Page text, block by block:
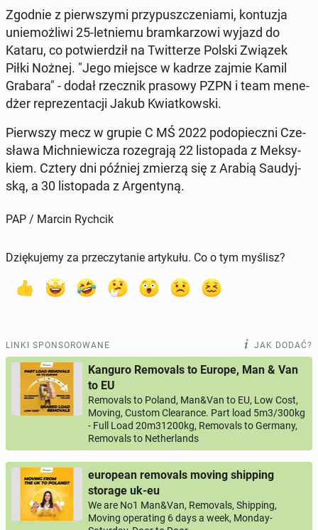
Zgodnie z pierw­szy­mi przy­pusz­cze­nia­mi, kon­tu­zja
unie­moż­li­wi 25-let­nie­mu bram­ka­rzo­wi wyjazd do
Kataru, co po­twier­dził na Twit­te­rze Polski Związek
Piłki Nożnej. "Jego miejsce w kadrze zajmie Kamil
Grabara" - dodał rzecz­nik prasowy PZPN i team me­ne­
dżer re­pre­zen­ta­cji Jakub Kwiat­kow­ski.
Pierw­szy mecz w grupie C MŚ 2022 pod­opiecz­ni Cze­
sła­wa Mich­nie­wi­cza ro­ze­gra­ją 22 li­sto­pa­da z Mek­sy­
kiem. Cztery dni później zmierzą się z Arabią Sau­dyj­
ską, a 30 li­sto­pa­da z Ar­gen­ty­ną.
PAP / Marcin Rychcik
Dziękujemy za przeczytanie artykułu. Co o tym myślisz?
LINKI SPONSOROWANE JAK DODAĆ?
Kanguro Removals to Europe, Man & Van
to EU
Removals to Poland, Man&Van to EU, Low Cost,
Moving, Custom Clearance. Part load 5m3/300kg
- Full Load 20m31200kg, Removals to Germany,
Removals to Netherlands
european removals moving shipping
storage uk-eu
We are No1 Man&Van, Removals, Shipping,
Moving operating 6 days a week, Monday-